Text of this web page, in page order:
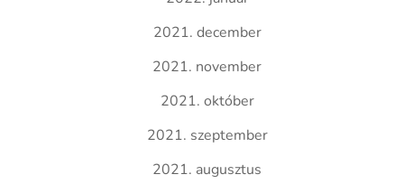
2021. december
2021. november
2021. október
2021. szeptember
2021. augusztus